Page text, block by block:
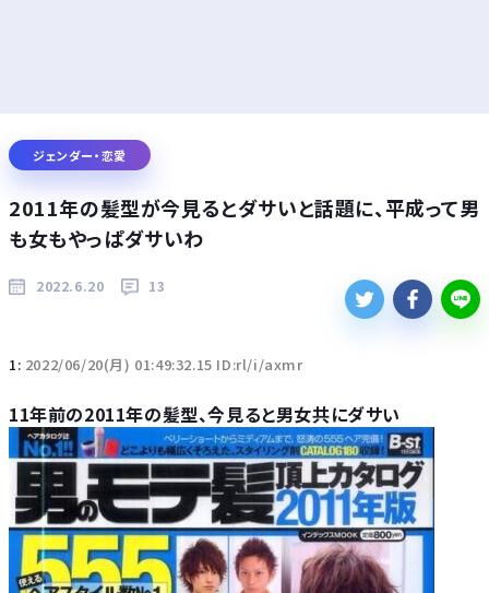
ジェンダー・恋愛
2011年の髪型が今見るとダサいと話題に、平成って男
も女もやっぱダサいわ
2022.6.20 13
1: 2022/06/20(月) 01:49:32.15 ID:rl/i/axmr
11年前の2011年の髪型、今見ると男女共にダサい